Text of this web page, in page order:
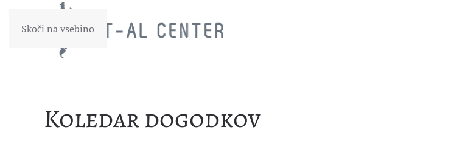
Skoči na vsebino
Koledar dogodkov